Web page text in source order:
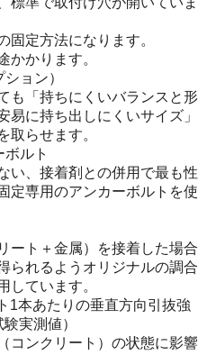
定方法になります。
かかります。
ョン）
も「持ちにくいバランスと形
易に持ち出しにくいサイズ」
取らせます。
ルト
い、接着剤との併用で最も性
定専用のアンカーボルトを使
ート＋金属）を接着した場合
られるようオリジナルの調合
しています。
1本あたりの垂直方向引抜強
実測値）
コンクリート）の状態に影響